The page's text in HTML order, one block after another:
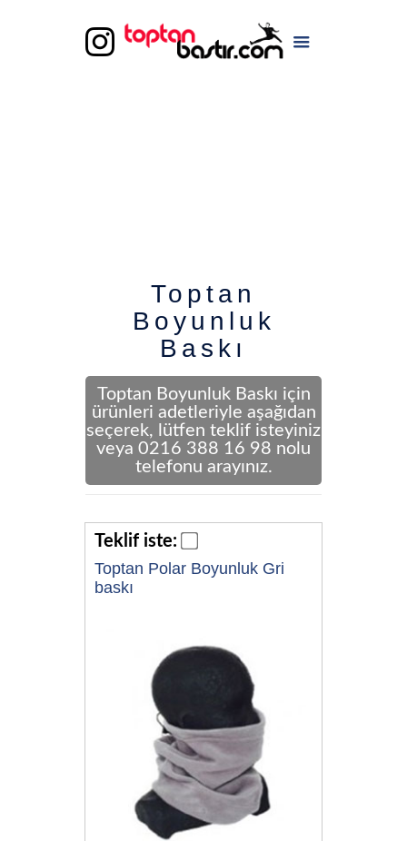
Toptan
Boyunluk
Baskı
Toptan Boyunluk Baskı için
ürünleri adetleriyle aşağıdan
seçerek, lütfen teklif isteyiniz
veya 0216 388 16 98 nolu
telefonu arayınız.
Teklif iste:
Toptan Polar Boyunluk Gri
baskı